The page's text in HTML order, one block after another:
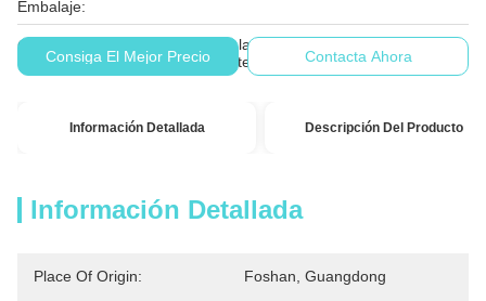
Embalaje:
Condiciones De
Pago:
El importe de la ayuda se calculará en función
de los siguientes datos:
Consiga El Mejor Precio Contacta Ahora
Información Detallada Descripción Del Producto
Información Detallada
Place Of Origin: Foshan, Guangdong